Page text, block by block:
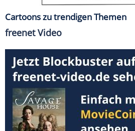
Cartoons zu trendigen Themen
freenet Video